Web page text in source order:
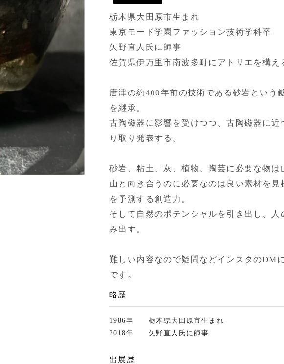
栃木県大田原市生まれ
東京モード学園ファッション技術学科卒
矢野直人氏に師事
佐賀県伊万里市南波多町にアトリエを構え
唐津の約400年前の技術である砂岩という
を継承。
古陶磁器に影響を受けつつ、古陶磁器に近
り取り発表する。
砂岩、粘土、灰、植物、陶芸に必要な物は
山と向き合うのに必要なのは良い素材を
を予測する創造力。
そして自然のポテンシャルを引き出し、人
み出す。
難しい内容なので疑問などインスタのDM
です。
略歴
1986年
栃木県大田原市生まれ
2018年
矢野直人氏に師事
出展歴